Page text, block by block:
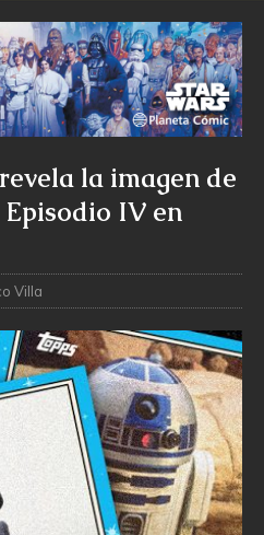
la imagen de
IV en
Villa